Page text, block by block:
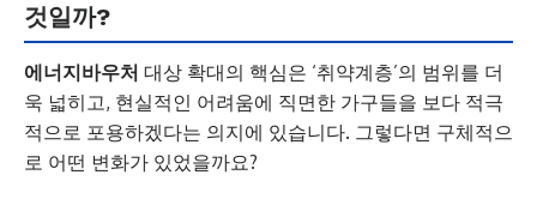
것일까?
에너지바우처 대상 확대의 핵심은 ‘취약계층’의 범위를 더
욱 넓히고, 현실적인 어려움에 직면한 가구들을 보다 적극
적으로 포용하겠다는 의지에 있습니다. 그렇다면 구체적으
로 어떤 변화가 있었을까요?